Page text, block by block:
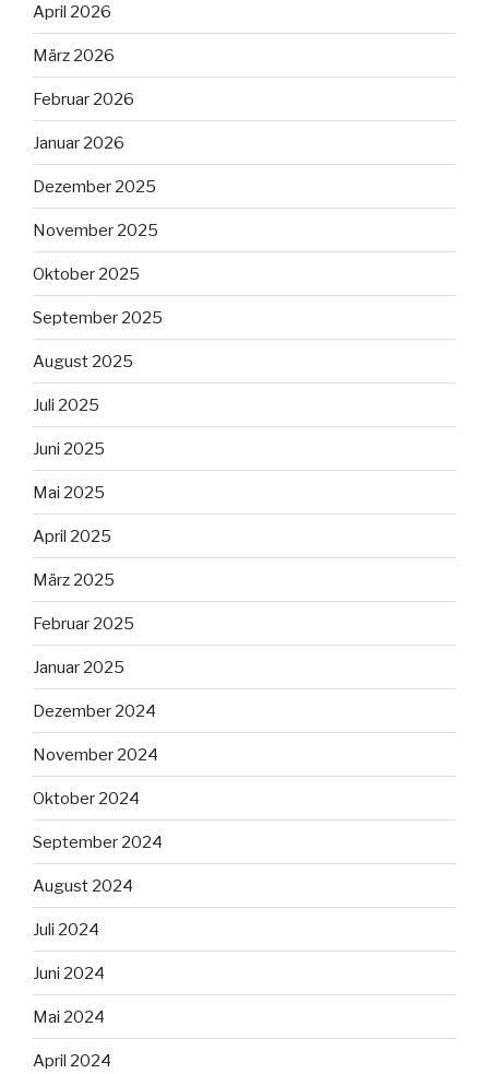
April 2026
März 2026
Februar 2026
Januar 2026
Dezember 2025
November 2025
Oktober 2025
September 2025
August 2025
Juli 2025
Juni 2025
Mai 2025
April 2025
März 2025
Februar 2025
Januar 2025
Dezember 2024
November 2024
Oktober 2024
September 2024
August 2024
Juli 2024
Juni 2024
Mai 2024
April 2024